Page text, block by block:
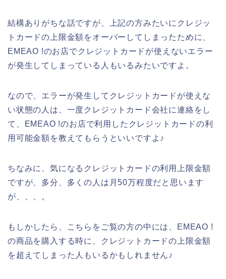
結構ありがちな話ですが、上記の方みたいにクレジッ
トカードの上限金額をオーバーしてしまったために、
EMEAO !のお店でクレジットカードが使えないエラー
が発生してしまっている人もいるみたいですよ。
なので、エラーが発生してクレジットカードが使えな
い状態の人は、一度クレジットカード会社に連絡をし
て、EMEAO !のお店で利用したクレジットカードの利
用可能金額を教えてもらうといいですよ♪
ちなみに、気になるクレジットカードの利用上限金額
ですが、多分、多くの人は月50万程度だと思います
が、、、。
もしかしたら、こちらをご覧の方の中には、EMEAO !
の商品を購入する時に、クレジットカードの上限金額
を超えてしまった人もいるかもしれません♪